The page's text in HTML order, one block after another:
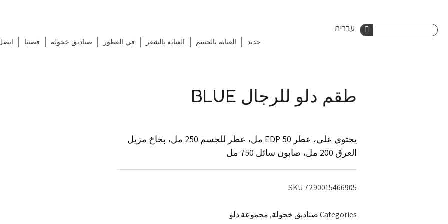
Search
עברית
جديد العناية بالجسم العناية بالشعر في العطور صناديق خجولة قصتنا
طقم دلو للرجال BLUE
يحتوي على، عطر EDP 50 مل، عطر للجسم 250 مل، بخاخ مزيل
العرق 200 مل، صابون سائل 750 مل
SKU 7290015466905
Categoriesصناديق خجولة, مجموعة دلو